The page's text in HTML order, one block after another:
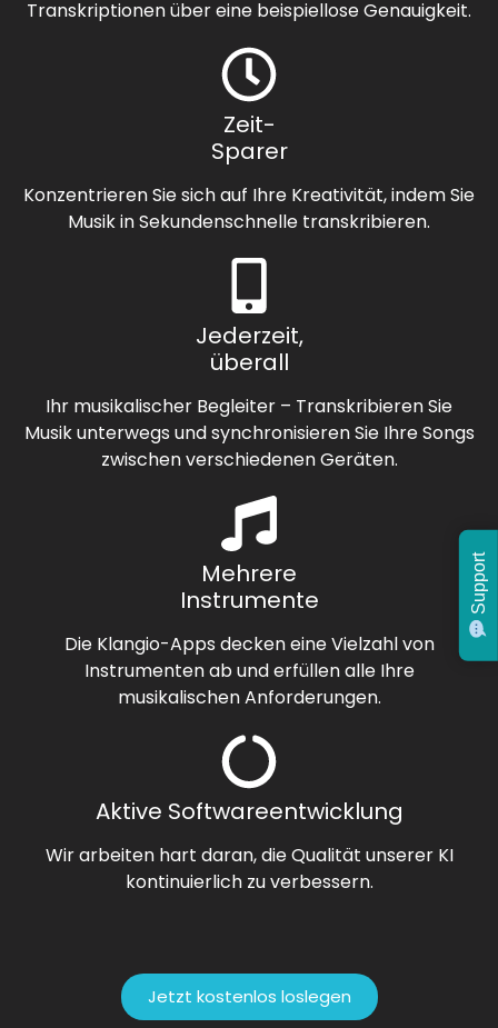
Transkriptionen über eine beispiellose Genauigkeit.
Zeit-
Sparer
Konzentrieren Sie sich auf Ihre Kreativität, indem Sie
Musik in Sekundenschnelle transkribieren.
Jederzeit,
überall
Ihr musikalischer Begleiter – Transkribieren Sie
Musik unterwegs und synchronisieren Sie Ihre Songs
zwischen verschiedenen Geräten.
Mehrere
Instrumente
Die Klangio-Apps decken eine Vielzahl von
Instrumenten ab und erfüllen alle Ihre
musikalischen Anforderungen.
Aktive Softwareentwicklung
Wir arbeiten hart daran, die Qualität unserer KI
kontinuierlich zu verbessern.
Jetzt kostenlos loslegen
Support